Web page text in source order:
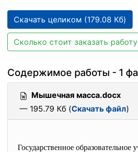
Скачать целиком (179.08 Кб)
Сколько стоит заказать
Содержимое работы - 1
Мышечная масса.docx
— 195.79 Кб (Скачать файл)
Государственное образовательное